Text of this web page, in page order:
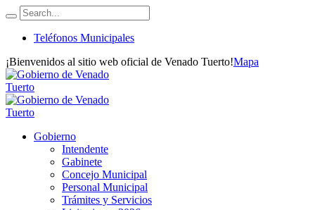
Teléfonos Municipales
¡Bienvenidos al sitio web oficial de Venado Tuerto!Mapa
Gobierno
Intendente
Gabinete
Concejo Municipal
Personal Municipal
Trámites y Servicios